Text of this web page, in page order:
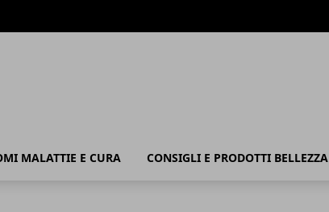
MALATTIE E CURA CONSIGLI E PRODOTTI BELLEZZA